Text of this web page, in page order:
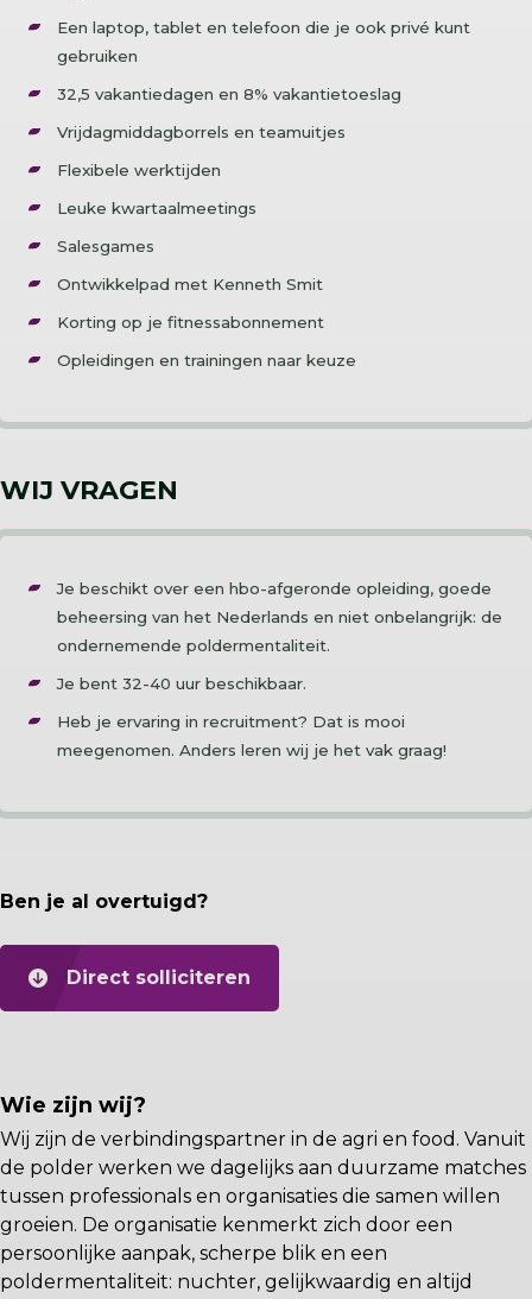
Een laptop, tablet en telefoon die je ook privé kunt
gebruiken
32,5 vakantiedagen en 8% vakantietoeslag
Vrijdagmiddagborrels en teamuitjes
Flexibele werktijden
Leuke kwartaalmeetings
Salesgames
Ontwikkelpad met Kenneth Smit
Korting op je fitnessabonnement
Opleidingen en trainingen naar keuze
WIJ VRAGEN
Je beschikt over een hbo-afgeronde opleiding, goede
beheersing van het Nederlands en niet onbelangrijk: de
ondernemende poldermentaliteit.
Je bent 32-40 uur beschikbaar.
Heb je ervaring in recruitment? Dat is mooi
meegenomen. Anders leren wij je het vak graag!
Ben je al overtuigd?
Direct solliciteren
Wie zijn wij?
Wij zijn de verbindingspartner in de agri en food. Vanuit
de polder werken we dagelijks aan duurzame matches
tussen professionals en organisaties die samen willen
groeien. De organisatie kenmerkt zich door een
persoonlijke aanpak, scherpe blik en een
poldermentaliteit: nuchter, gelijkwaardig en altijd